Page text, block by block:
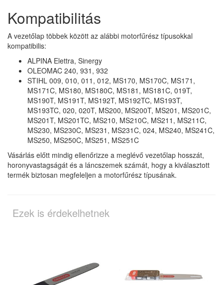
Kompatibilitás
A vezetőlap többek között az alábbi motorfűrész típusokkal
kompatibilis:
ALPINA Elettra, Sinergy
OLEOMAC 240, 931, 932
STIHL 009, 010, 011, 012, MS170, MS170C, MS171,
MS171C, MS180, MS180C, MS181, MS181C, 019T,
MS190T, MS191T, MS192T, MS192TC, MS193T,
MS193TC, 020, 020T, MS200, MS200T, MS201, MS201C,
MS201T, MS201TC, MS210, MS210C, MS211, MS211C,
MS230, MS230C, MS231, MS231C, 024, MS240, MS241C,
MS250, MS250C, MS251, MS251C
Vásárlás előtt mindig ellenőrizze a meglévő vezetőlap hosszát,
horonyvastagságát és a láncszemek számát, hogy a kiválasztott
termék biztosan megfeleljen a motorfűrész típusának.
Ezek is érdekelhetnek